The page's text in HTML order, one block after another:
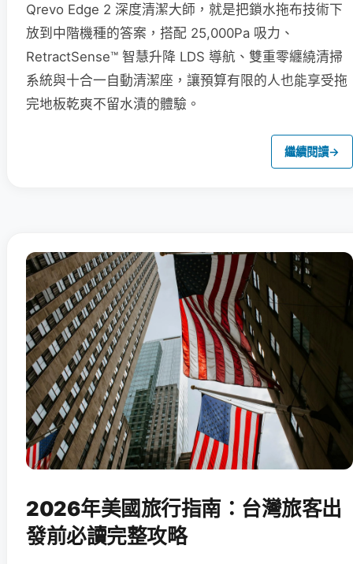
Qrevo Edge 2 深度清潔大師，就是把鎖水拖布技術下
放到中階機種的答案，搭配 25,000Pa 吸力、
RetractSense™ 智慧升降 LDS 導航、雙重零纏繞清掃
系統與十合一自動清潔座，讓預算有限的人也能享受拖
完地板乾爽不留水漬的體驗。
繼續閱讀→
2026年美國旅行指南：台灣旅客出
發前必讀完整攻略